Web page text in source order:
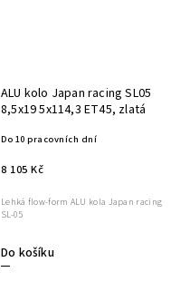
ALU kolo Japan racing SL05
8,5x19 5x114,3 ET45, zlatá
Do 10 pracovních dní
8 105 Kč
Do košíku
Lehká flow-form ALU kola Japan racing
SL-05